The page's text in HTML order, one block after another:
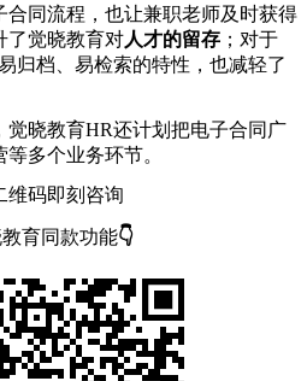
同流程，也让兼职老师及时获得
了觉晓教育对人才的留存 ；对于
归档、易检索的特性，也减轻了
晓教育HR还计划把电子合同广
多个业务环节。
维码即刻咨询
教育同款功能👇